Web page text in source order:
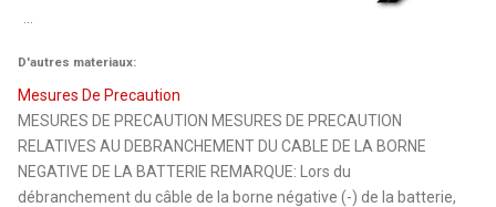
D'autres materiaux:
Mesures De Precaution
MESURES DE PRECAUTION MESURES DE PRECAUTION
RELATIVES AU DEBRANCHEMENT DU CABLE DE LA BORNE
NEGATIVE DE LA BATTERIE REMARQUE: Lors du
débranchement du câble de la borne négative (-) de la batterie,